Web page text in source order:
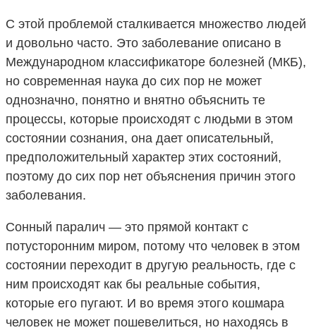
С этой проблемой сталкивается множество людей
и довольно часто. Это заболевание описано в
Международном классификаторе болезней (МКБ),
но современная наука до сих пор не может
однозначно, понятно и внятно объяснить те
процессы, которые происходят с людьми в этом
состоянии сознания, она дает описательный,
предположительный характер этих состояний,
поэтому до сих пор нет объяснения причин этого
заболевания.
Сонный паралич — это прямой контакт с
потусторонним миром, потому что человек в этом
состоянии переходит в другую реальность, где с
ним происходят как бы реальные события,
которые его пугают. И во время этого кошмара
человек не может пошевелиться, но находясь в